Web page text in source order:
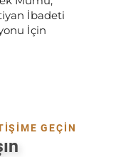
İbadeti
İçin
GEÇİN